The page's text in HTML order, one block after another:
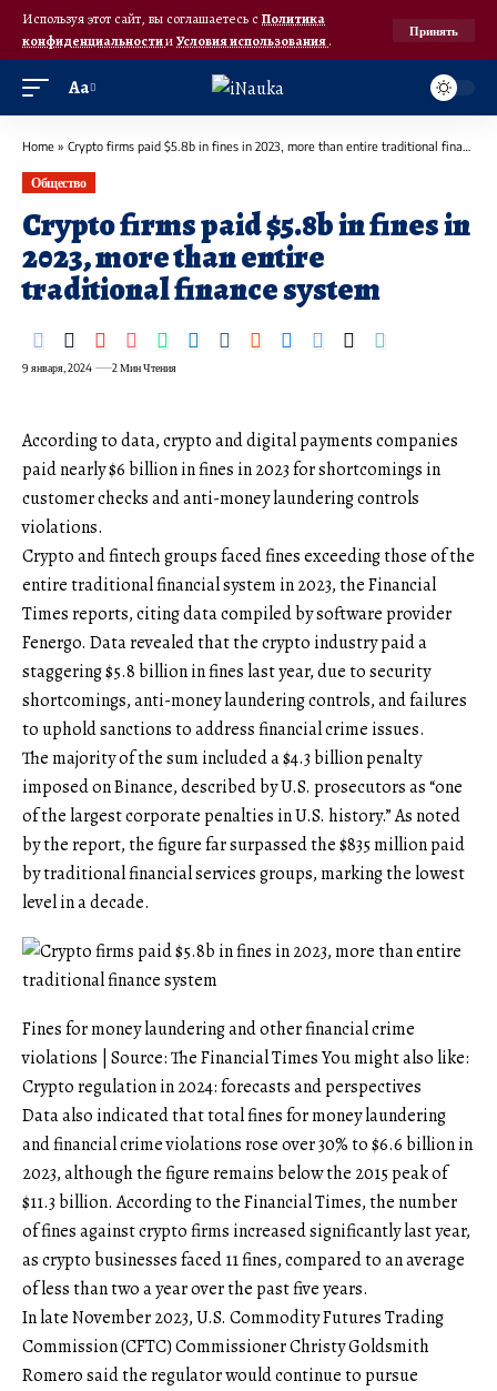
Используя этот сайт, вы соглашаетесь с Политика
конфиденциальностииУсловия использования.
Принять
Аа
Home » Crypto firms paid $5.8b in fines in 2023, more than entire traditional finance system
Общество
Crypto firms paid $5.8b in fines in
2023, more than entire
traditional finance system
9 января, 2024 2 Мин Чтения
According to data, crypto and digital payments companies
paid nearly $6 billion in fines in 2023 for shortcomings in
customer checks and anti-money laundering controls
violations.
Crypto and fintech groups faced fines exceeding those of the
entire traditional financial system in 2023, the Financial
Times reports, citing data compiled by software provider
Fenergo. Data revealed that the crypto industry paid a
staggering $5.8 billion in fines last year, due to security
shortcomings, anti-money laundering controls, and failures
to uphold sanctions to address financial crime issues.
The majority of the sum included a $4.3 billion penalty
imposed on Binance, described by U.S. prosecutors as “one
of the largest corporate penalties in U.S. history.” As noted
by the report, the figure far surpassed the $835 million paid
by traditional financial services groups, marking the lowest
level in a decade.
Fines for money laundering and other financial crime
violations | Source: The Financial Times You might also like:
Crypto regulation in 2024: forecasts and perspectives
Data also indicated that total fines for money laundering
and financial crime violations rose over 30% to $6.6 billion in
2023, although the figure remains below the 2015 peak of
$11.3 billion. According to the Financial Times, the number
of fines against crypto firms increased significantly last year,
as crypto businesses faced 11 fines, compared to an average
of less than two a year over the past five years.
In late November 2023, U.S. Commodity Futures Trading
Commission (CFTC) Commissioner Christy Goldsmith
Romero said the regulator would continue to pursue